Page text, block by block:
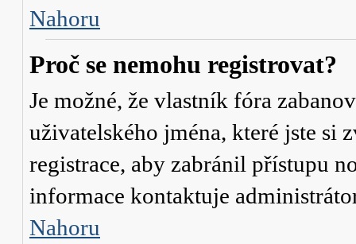
Nahoru
Proč se nemohu registrovat?
Je možné, že vlastník fóra
uživatelského jména, které jste
registrace, aby zabránil přístupu
informace kontaktuje
Nahoru